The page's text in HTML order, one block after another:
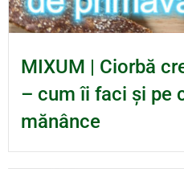
MIXUM | Ciorbă
– cum îi faci și pe
mănânce